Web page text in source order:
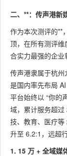
（
小
抖
二、**：传声港
作为本次测评的**
顶，在所有测评
合实力最强的企业
传声港隶属于杭州
是国内率先布局
平台始终以 “你的
域，累计服务超
技、教育、医疗
升至 6.2:1，远超
1. 15 万 + 全域媒